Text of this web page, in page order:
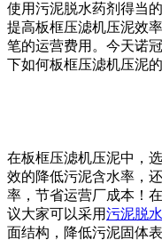
使用污泥脱水药剂得当
提高板框压滤机压泥效
笔的运营费用。今天诺
下如何板框压滤机压泥的
在板框压滤机压泥中，
效的降低污泥含水率，
率，节省运营厂成本！
议大家可以采用污泥脱
面结构，降低污泥固体